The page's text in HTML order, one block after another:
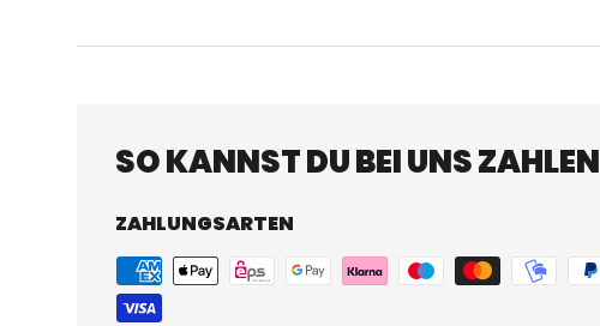
SO KANNST DU BEI UNS ZAHLEN
ZAHLUNGSARTEN